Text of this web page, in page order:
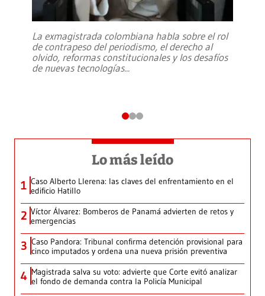
La exmagistrada colombiana habla sobre el rol
de contrapeso del periodismo, el derecho al
olvido, reformas constitucionales y los desafíos
de nuevas tecnologías...
Lo más leído
1 Caso Alberto Llerena: las claves del enfrentamiento en el
edificio Hatillo
2 Víctor Álvarez: Bomberos de Panamá advierten de retos y
emergencias
3 Caso Pandora: Tribunal confirma detención provisional para
cinco imputados y ordena una nueva prisión preventiva
4 Magistrada salva su voto: advierte que Corte evitó analizar
el fondo de demanda contra la Policía Municipal